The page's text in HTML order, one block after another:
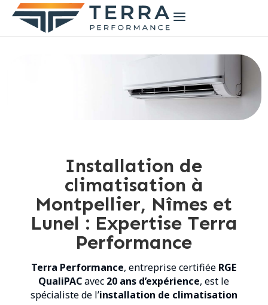
a
Installation de
climatisation à
Montpellier, Nîmes et
Lunel : Expertise Terra
Performance
Terra Performance, entreprise certifiée RGE
QualiPACavec 20 ans d’expérience, est le
spécialiste de l’installation de climatisation